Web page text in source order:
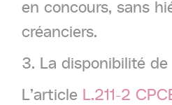
en concours, sans
créanciers.
3. La disponibilité
L’article L.211-2